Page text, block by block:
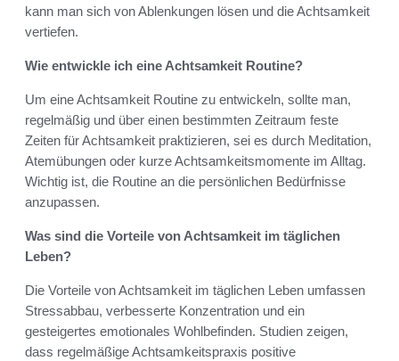
kann man sich von Ablenkungen lösen und die Achtsamkeit
vertiefen.
Wie entwickle ich eine Achtsamkeit Routine?
Um eine Achtsamkeit Routine zu entwickeln, sollte man,
regelmäßig und über einen bestimmten Zeitraum feste
Zeiten für Achtsamkeit praktizieren, sei es durch Meditation,
Atemübungen oder kurze Achtsamkeitsmomente im Alltag.
Wichtig ist, die Routine an die persönlichen Bedürfnisse
anzupassen.
Was sind die Vorteile von Achtsamkeit im täglichen
Leben?
Die Vorteile von Achtsamkeit im täglichen Leben umfassen
Stressabbau, verbesserte Konzentration und ein
gesteigertes emotionales Wohlbefinden. Studien zeigen,
dass regelmäßige Achtsamkeitspraxis positive